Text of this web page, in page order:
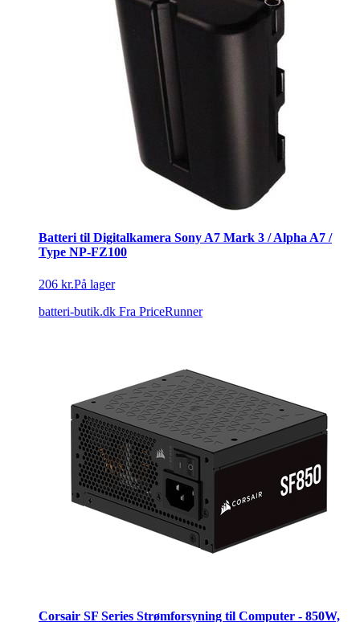
Batteri til Digitalkamera Sony A7 Mark 3 / Alpha A7 /
Type NP-FZ100
206 kr.På lager
batteri-butik.dk Fra PriceRunner
Corsair SF Series Strømforsyning til Computer - 850W,